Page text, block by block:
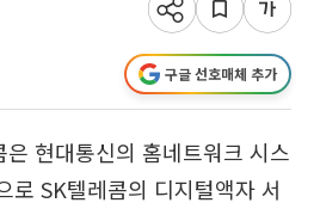
구글 선호매체 추가
현대통신의 홈네트워크 시스
로 SK텔레콤의 디지털액자 서